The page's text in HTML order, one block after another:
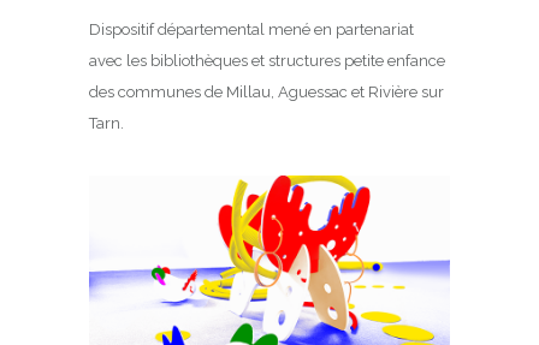
Dispositif départemental mené en partenariat
avec les bibliothèques et structures petite enfance
des communes de Millau, Aguessac et Rivière sur
Tarn.